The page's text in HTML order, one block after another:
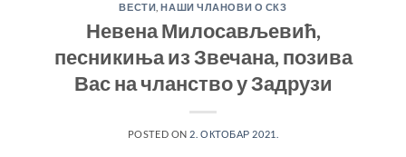
ВЕСТИ ,НАШИ ЧЛАНОВИ О СКЗ
Невена Милосављевић,
песникиња из Звечана, позива
Вас на чланство у Задрузи
POSTED ON 2. ОКТОБАР 2021.